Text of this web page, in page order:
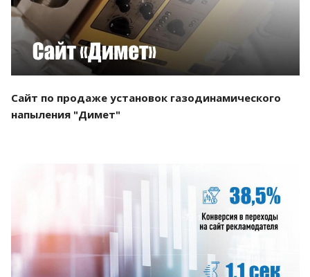
Сайт по продаже установок газодинамического
напыления "Димет"